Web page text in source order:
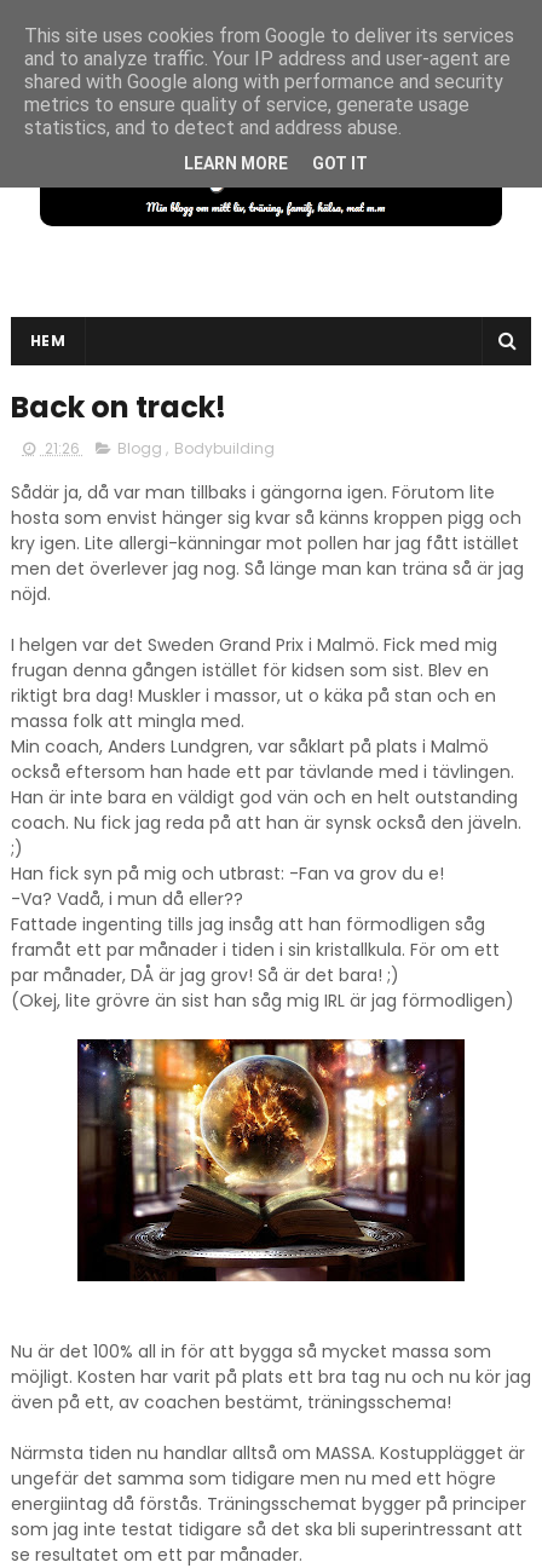
HEM
Back on track!
21:26 Blogg , Bodybuilding
Sådär ja, då var man tillbaks i gängorna igen. Förutom lite
hosta som envist hänger sig kvar så känns kroppen pigg och
kry igen. Lite allergi-känningar mot pollen har jag fått istället
men det överlever jag nog. Så länge man kan träna så är jag
nöjd.
I helgen var det Sweden Grand Prix i Malmö. Fick med mig
frugan denna gången istället för kidsen som sist. Blev en
riktigt bra dag! Muskler i massor, ut o käka på stan och en
massa folk att mingla med.
Min coach, Anders Lundgren, var såklart på plats i Malmö
också eftersom han hade ett par tävlande med i tävlingen.
Han är inte bara en väldigt god vän och en helt outstanding
coach. Nu fick jag reda på att han är synsk också den jäveln.
;)
Han fick syn på mig och utbrast: -Fan va grov du e!
-Va? Vadå, i mun då eller??
Fattade ingenting tills jag insåg att han förmodligen såg
framåt ett par månader i tiden i sin kristallkula. För om ett
par månader, DÅ är jag grov! Så är det bara! ;)
(Okej, lite grövre än sist han såg mig IRL är jag förmodligen)
Nu är det 100% all in för att bygga så mycket massa som
möjligt. Kosten har varit på plats ett bra tag nu och nu kör jag
även på ett, av coachen bestämt, träningsschema!
Närmsta tiden nu handlar alltså om MASSA. Kostupplägget är
ungefär det samma som tidigare men nu med ett högre
energiintag då förstås. Träningsschemat bygger på principer
som jag inte testat tidigare så det ska bli superintressant att
se resultatet om ett par månader.
This site uses cookies from Google to deliver its services
and to analyze traffic. Your IP address and user-agent are
shared with Google along with performance and security
metrics to ensure quality of service, generate usage
statistics, and to detect and address abuse.
LEARN MORE GOT IT